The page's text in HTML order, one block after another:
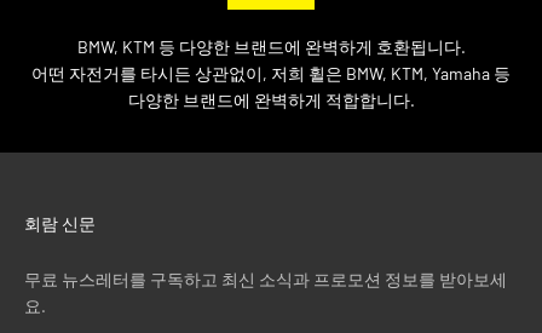
BMW, KTM 등 다양한 브랜드에 완벽하게 호환됩니다.
어떤 자전거를 타시든 상관없이, 저희 휠은 BMW, KTM, Yamaha 등
다양한 브랜드에 완벽하게 적합합니다.
회람 신문
무료 뉴스레터를 구독하고 최신 소식과 프로모션 정보를 받아보세
요.